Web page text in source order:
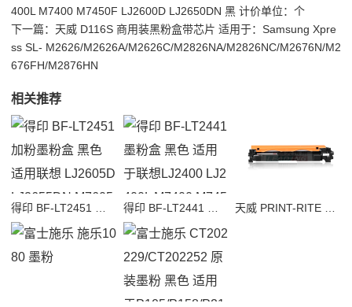
400L M7400 M7450F LJ2600D LJ2650DN 黑 计价单位：个
下一篇： 天威 D116S 商用装黑粉盒带芯片 适用于：Samsung Xpre
ss SL- M2626/M2626A/M2626C/M2826NA/M2826NC/M2676N/M2
676FH/M2876HN
相关推荐